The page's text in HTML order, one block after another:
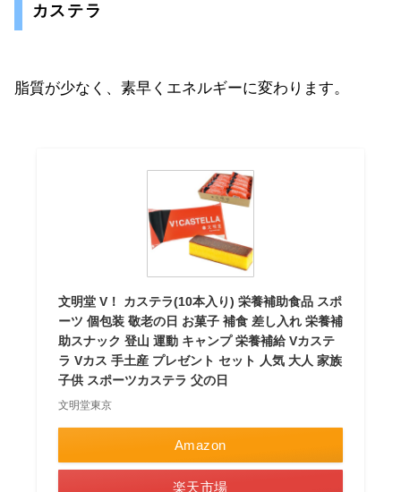
カステラ
脂質が少なく、素早くエネルギーに変わります。
文明堂 V！ カステラ(10本入り) 栄養補助食品 スポ
ーツ 個包装 敬老の日 お菓子 補食 差し入れ 栄養補
助スナック 登山 運動 キャンプ 栄養補給 Vカステ
ラ Vカス 手土産 プレゼント セット 人気 大人 家族
子供 スポーツカステラ 父の日
文明堂東京
Amazon
楽天市場